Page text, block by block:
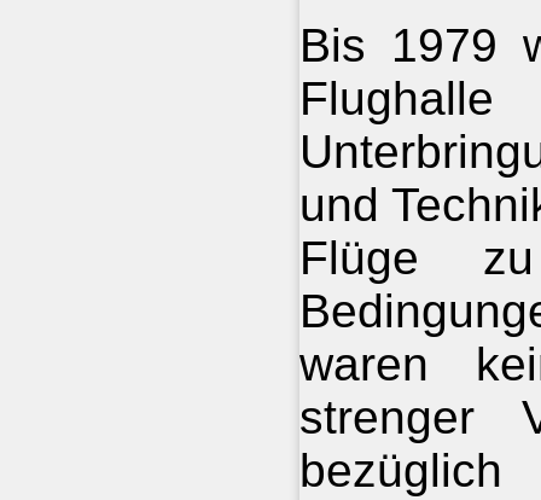
Bis 1979
und
Flüge
waren
strenger